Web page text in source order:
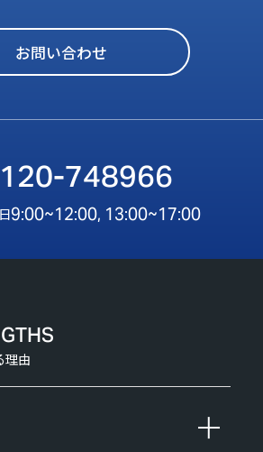
お問い合わせ
748966
9:00~12:00, 13:00~17:00
理由